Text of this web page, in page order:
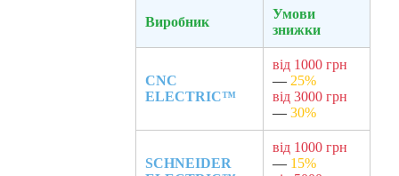
Виробник
Умови
знижки
CNC
ELECTRIC™
від 1000 грн
— 25%
від 3000 грн
— 30%
SCHNEIDER
від 1000 грн
— 15%